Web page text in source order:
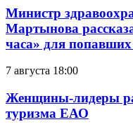
Министр
Мартынова
часа» для
7 августа 18:00
Женщины-лидеры
туризма ЕАО